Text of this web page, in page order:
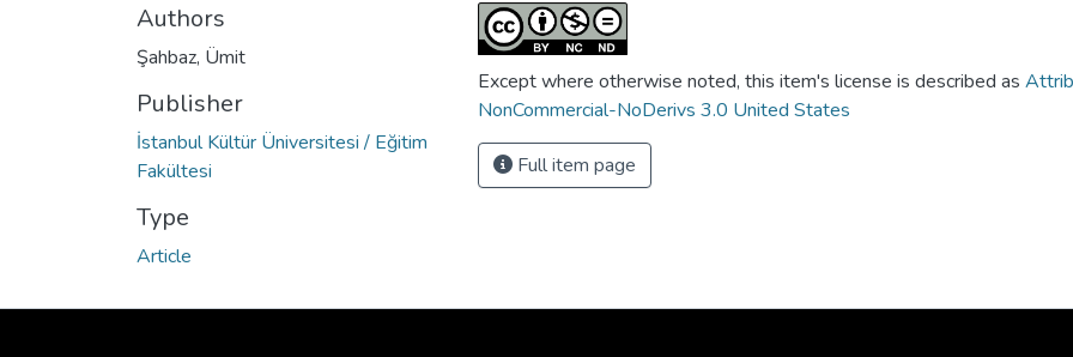
Authors
Şahbaz, Ümit
Publisher
İstanbul Kültür Üniversitesi / Eğitim
Fakültesi
Type
Article
Except where otherwise noted, this item's license is described as
NonCommercial-NoDerivs 3.0 United States
Full item page